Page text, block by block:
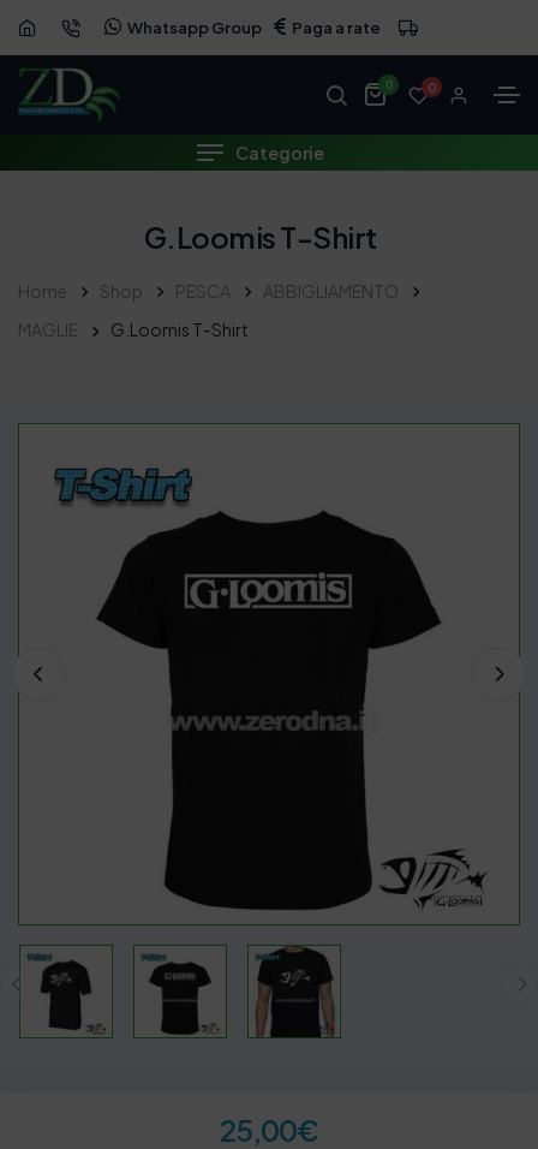
Whatsapp Group Paga a rate
0 0
Categorie
G.Loomis T-Shirt
Home Shop PESCA
ABBIGLIAMENTO
MAGLIE
G.Loomis T-Shirt
25,00€